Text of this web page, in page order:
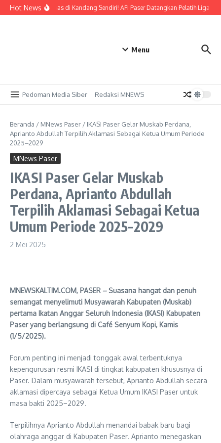
Lewati ke konten
Hot NewsBidik Emas di Kandang Sendiri! AFI Paser Datangkan Pelatih Liga
Menu
Pedoman Media Siber Redaksi MNEWS
Beranda / MNews Paser / IKASI Paser Gelar Muskab Perdana,
Aprianto Abdullah Terpilih Aklamasi Sebagai Ketua Umum Periode
2025–2029
MNews Paser
IKASI Paser Gelar Muskab
Perdana, Aprianto Abdullah
Terpilih Aklamasi Sebagai Ketua
Umum Periode 2025–2029
2 Mei 2025
MNEWSKALTIM.COM, PASER –Suasana hangat dan penuh
semangat menyelimuti Musyawarah Kabupaten (Muskab)
pertama Ikatan Anggar Seluruh Indonesia (IKASI) Kabupaten
Paser yang berlangsung di Café Senyum Kopi, Kamis
(1/5/2025).
Forum penting ini menjadi tonggak awal terbentuknya
kepengurusan resmi IKASI di tingkat kabupaten khususnya di
Paser. Dalam musyawarah tersebut, Aprianto Abdullah secara
aklamasi dipercaya sebagai Ketua Umum IKASI Paser untuk
masa bakti 2025–2029.
Terpilihnya Aprianto Abdullah menandai babak baru bagi
olahraga anggar di Kabupaten Paser. Aprianto menegaskan